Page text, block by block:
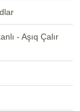
- Aşıq Çalır